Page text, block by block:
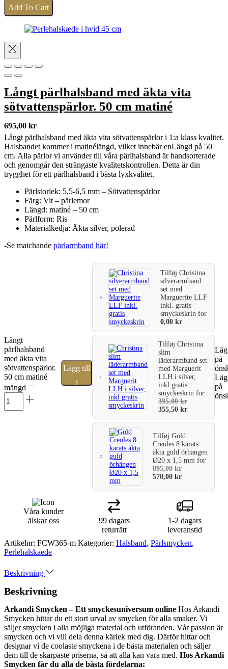
Add To Cart
Långt pärlhalsband med äkta vita
sötvattenspärlor. 50 cm matiné
695,00 kr
Långt pärlhalsband med äkta vita sötvattenspärlor i 1:a klass kvalitet.
Halsbandet kommer i matinélängd, vilket innebär enLängd på 50
cm. Alla pärlor vi använder till våra pärlhalsband är handsorterade
och genomgår den strängaste kvalitetskontrollen. Detta är din
trygghet för ett pärlhalsband i bästa lyxkvalitet.
Pärlstorlek: 5,5-6,5 mm – Sötvattenspärlor
Färg: Vit – pärlemor
Längd: matiné – 50 cm
Pärlform: Ris
Materialkedja: Äkta silver, polerad
-Se matchande pärlarmband här!
Långt
pärlhalsband
med äkta vita
sötvattenspärlor.
50 cm matiné
mängd
Lägg till
i
TilføjChristina
silverarmband
set med
Marguerite LLF
inkl. gratis
smyckeskrinfor
0,00kr
TilføjChristina
slim
läderarmband set
med Marguerit
LLH i silver,
inkl gratis
smyckeskrinfor
395,00kr
355,50kr
TilføjGold
Creoles 8 karats
äkta guld örhängen
Ø20 x 1,5 mmfor
895,00kr
570,00kr
på
på
Våra kunder
älskar oss
99 dagars
returrätt
1-2 dagars
leveranstid
Artikelnr: FCW365-m Kategorier: Halsband, Pärlsmycken,
Perlehalskaede
Beskrivning
Beskrivning
Arkandi Smycken – Ett smyckesuniversum online Hos Arkandi
Smycken hittar du ett stort urval av smycken för alla smaker. Vi
säljer smycken i alla möjliga material och utföranden. Vår passion är
smycken och vi vill dela denna kärlek med dig. Därför hittar och
designar vi de coolaste smyckena i de bästa materialen och säljer
dem till de skarpaste priserna, så att alla kan vara med. Hos Arkandi
Smycken får du alla de bästa fördelarna: